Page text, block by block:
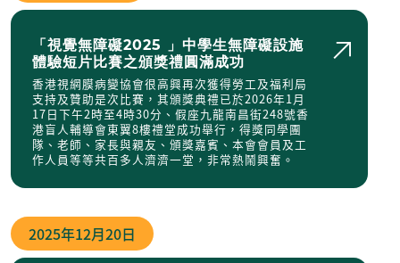
「視覺無障礙2025 」中學生無障礙設施
體驗短片比賽之頒獎禮圓滿成功
香港視網膜病變協會很高興再次獲得勞工及福利局
支持及贊助是次比賽，其頒獎典禮已於2026年1月
17日下午2時至4時30分、假座九龍南昌街248號香
港盲人輔導會東翼8樓禮堂成功舉行，得獎同學團
隊、老師、家長與親友、頒獎嘉賓、本會會員及工
作人員等等共百多人濟濟一堂，非常熱鬧興奮。
2025年12月20日